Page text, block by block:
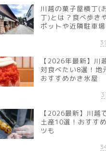
川越の菓子屋横丁(
丁)とは？食べ歩き
ポットや近隣駐車
【2026年最新】川
対食べたい8選！地
おすすめかき氷屋
【2026最新】川越
土産10選！おすす
ツも